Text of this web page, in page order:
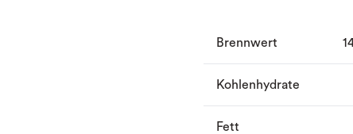
Brennwert
Kohlenhydrate
Fett